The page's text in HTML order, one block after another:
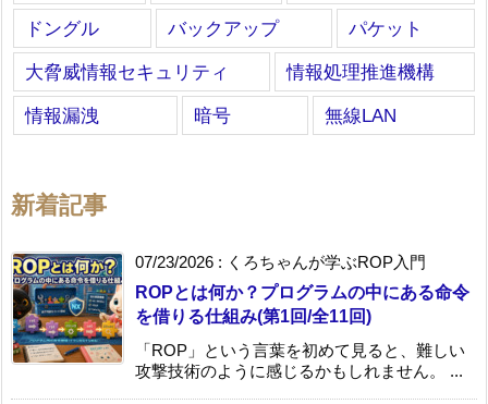
ドングル
バックアップ
パケット
大脅威情報セキュリティ
情報処理推進機構
情報漏洩
暗号 無線LAN
新着記事
07/23/2026 : くろちゃんが学ぶROP入門
ROPとは何か？プログラムの中にある命令
を借りる仕組み(第1回/全11回)
「ROP」という言葉を初めて見ると、難しい
攻撃技術のように感じるかもしれません。 ...